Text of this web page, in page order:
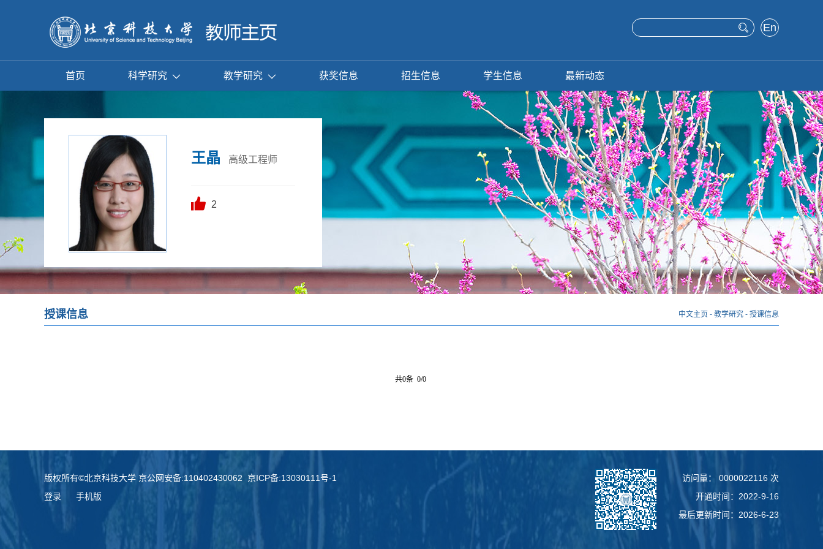
En
h
首页 科学研究 教学研究 获奖信息 招生信息 学生信息 最新动态
王晶 高级工程师
2
授课信息 中文主页 - 教学研究 - 授课信息
共0条 0/0
版权所有©北京科技大学 京公网安备:110402430062 京ICP备:13030111号-1
登录
手机版
访问量： 0000022116 次
开通时间： 2022-9-16
最后更新时间： 2026-6-23